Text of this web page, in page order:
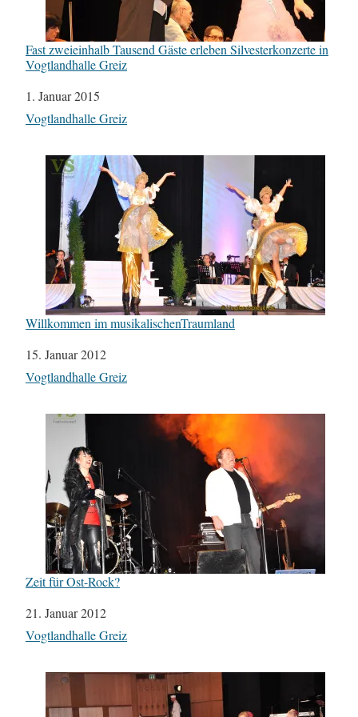
Fast zweieinhalb Tausend Gäste erleben Silvesterkonzerte in
Vogtlandhalle Greiz
Datum
1. Januar 2015
In Bezug auf
Vogtlandhalle Greiz
Willkommen im musikalischenTraumland
Datum
15. Januar 2012
In Bezug auf
Vogtlandhalle Greiz
Zeit für Ost-Rock?
Datum
21. Januar 2012
In Bezug auf
Vogtlandhalle Greiz